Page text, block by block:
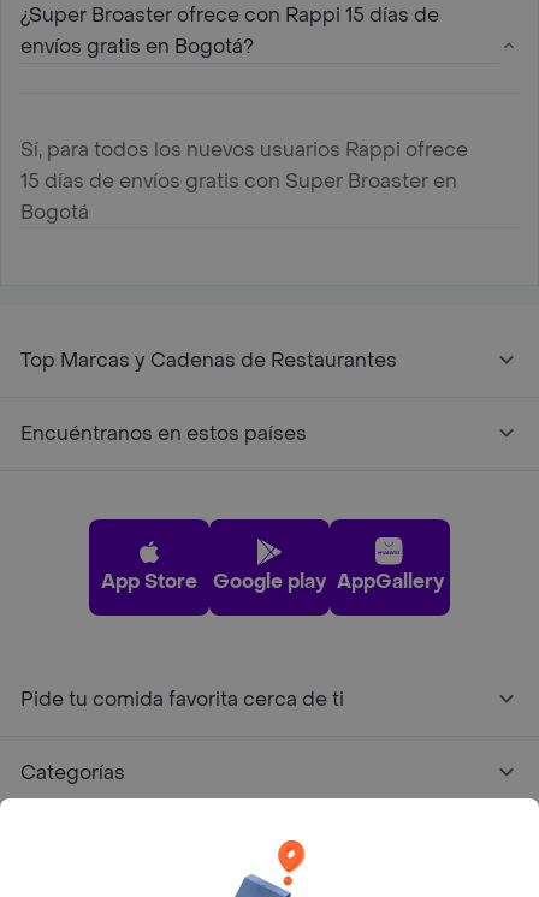
¿Super Broaster ofrece con Rappi 15 días de
envíos gratis en Bogotá?
Sí, para todos los nuevos usuarios Rappi ofrece
15 días de envíos gratis con Super Broaster en
Bogotá
Top Marcas y Cadenas de Restaurantes
Encuéntranos en estos países
App Store Google play AppGallery
Pide tu comida favorita cerca de ti
Categorías